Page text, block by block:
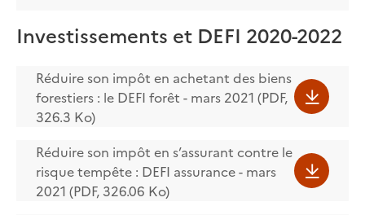
Investissements et DEFI 2020-2022
Réduire son impôt en achetant des biens
forestiers : le DEFI forêt - mars 2021 (PDF,
326.3 Ko)
Réduire son impôt en s’assurant contre le
risque tempête : DEFI assurance - mars
2021 (PDF, 326.06 Ko)